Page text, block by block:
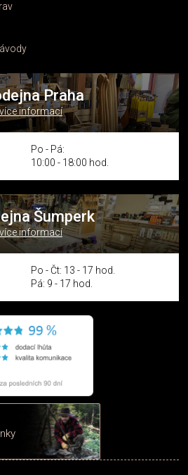
Praha
více informací
Po - Pá:
10:00 - 18:00 hod.
Šumperk
více informací
Po - Čt: 13 - 17 hod.
Pá: 9 - 17 hod.